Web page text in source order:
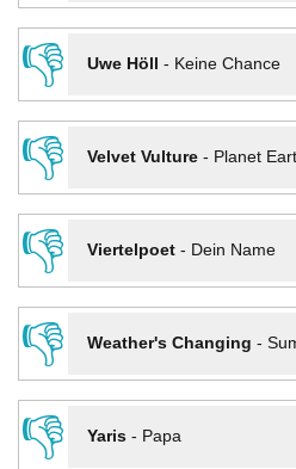
👎
Uwe Höll - Keine Chance
👎
Velvet Vulture- Planet
👎
Viertelpoet- Dein Name
👎
Weather's Changing -
👎
Yaris- Papa